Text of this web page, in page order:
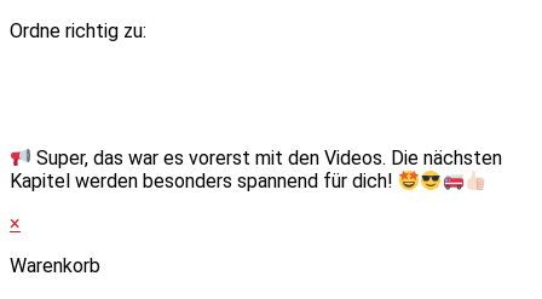
Ordne richtig zu:
Super, das war es vorerst mit den Videos. Die nächsten
Kapitel werden besonders spannend für dich!
×
Warenkorb